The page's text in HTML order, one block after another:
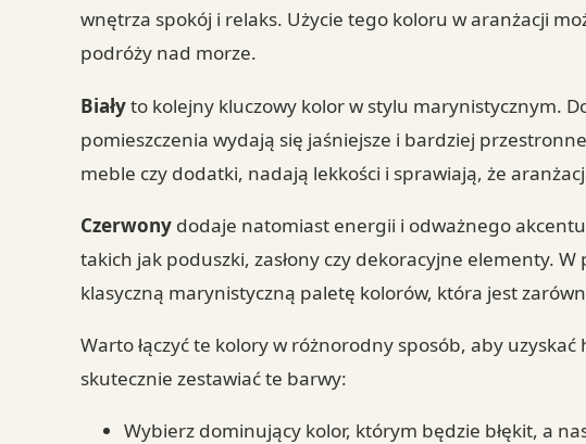
wnętrza spokój i relaks. Użycie tego koloru w aranżacji
podróży nad morze.
Białyto kolejny kluczowy kolor w stylu marynistycznym.
pomieszczenia wydają się jaśniejsze i bardziej
meble czy dodatki, nadają lekkości i sprawiają, że
Czerwony dodaje natomiast energii i odważnego
takich jak poduszki, zasłony czy dekoracyjne elementy. W
klasyczną marynistyczną paletę kolorów, która jest
Warto łączyć te kolory w różnorodny sposób, aby
skutecznie zestawiać te barwy:
Wybierz dominujący kolor, którym będzie błękit, a